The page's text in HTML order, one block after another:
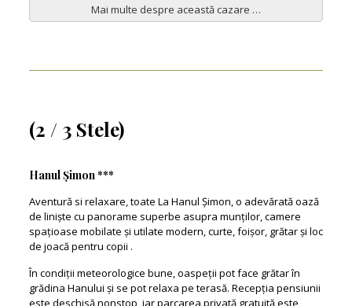
Mai multe despre această cazare …
(2 / 3 Stele)
Hanul Șimon ***
Aventură si relaxare, toate La Hanul Șimon, o adevărată oază
de liniște cu panorame superbe asupra munților, camere
spațioase mobilate și utilate modern, curte, foișor, grătar și loc
de joacă pentru copii .
În condiții meteorologice bune, oaspeții pot face grătar în
grădina Hanului și se pot relaxa pe terasă. Recepția pensiunii
este deschisă nonstop, iar parcarea privată gratuită este